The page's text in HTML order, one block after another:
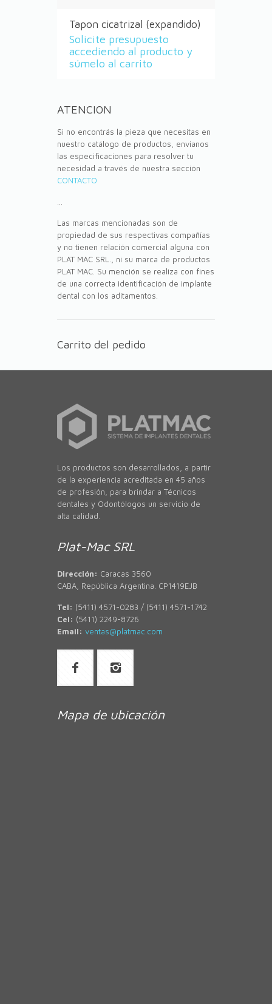
Tapon cicatrizal (expandido)
Solicite presupuesto
accediendo al producto y
súmelo al carrito
ATENCION
Si no encontrás la pieza que necesitas en
nuestro catálogo de productos, envianos
las especificaciones para resolver tu
necesidad a través de nuestra sección
CONTACTO
Las marcas mencionadas son de
propiedad de sus respectivas compañías
y no tienen relación comercial alguna con
PLAT MAC SRL., ni su marca de productos
PLAT MAC. Su mención se realiza con fines
de una correcta identificación de implante
dental con los aditamentos.
Carrito del pedido
Los productos son desarrollados, a partir
de la experiencia acreditada en 45 años
de profesión, para brindar a Técnicos
dentales y Odontólogos un servicio de
alta calidad.
Plat-Mac SRL
Dirección: Caracas 3560
CABA, República Argentina. CP1419EJB
Tel: (5411) 4571-0283 / (5411) 4571-1742
Cel: (5411) 2249-8726
Email: ventas@platmac.com
Mapa de ubicación